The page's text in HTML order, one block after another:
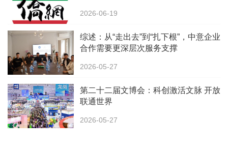
2026-06-19
综述：从“走出去”到“扎下根”，中意企业
合作需要更深层次服务支撑
2026-05-27
第二十二届文博会：科创激活文脉 开放
联通世界
2026-05-27